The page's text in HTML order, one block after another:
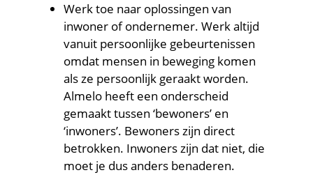
de
klimaatontwikkeling)
Werk toe naar oplossingen van
inwoner of ondernemer. Werk altijd
vanuit persoonlijke gebeurtenissen
omdat mensen in beweging komen
als ze persoonlijk geraakt worden.
Almelo heeft een onderscheid
gemaakt tussen ‘bewoners’ en
‘inwoners’. Bewoners zijn direct
betrokken. Inwoners zijn dat niet, die
moet je dus anders benaderen.